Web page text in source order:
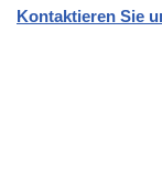
Kontaktieren Sie